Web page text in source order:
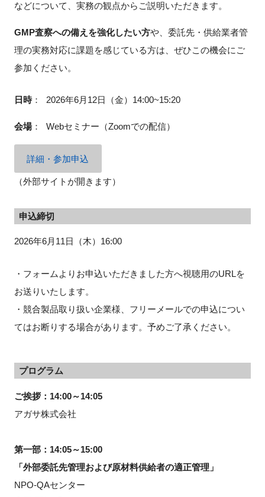
などについて、実務の観点からご説明いただきます。
GMP査察への備えを強化したい方や、委託先・供給業者管
理の実務対応に課題を感じている方は、ぜひこの機会にご
参加ください。
日時： 2026年6月12日（金）14:00~15:20
会場： Webセミナー（Zoomでの配信）
詳細・参加申込
（外部サイトが開きます）
申込締切
2026年6月11日（木）16:00
・フォームよりお申込いただきました方へ視聴用のURLを
お送りいたします。
・競合製品取り扱い企業様、フリーメールでの申込につい
てはお断りする場合があります。予めご了承ください。
プログラム
ご挨拶：14:00～14:05
アガサ株式会社
第一部：14:05～15:00
「外部委託先管理および原材料供給者の適正管理」
NPO-QAセンター